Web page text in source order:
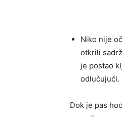
Niko nije
otkrili
je postao
odlučujući.
Dok je pas